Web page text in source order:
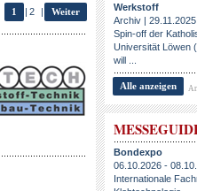
1 | 2 | Weiter
Werkstoff
Archiv |
Spin-off der
Universität Löwen
will ...
Alle anzeigen
Bondexpo
06.10.2026 -
Internationale